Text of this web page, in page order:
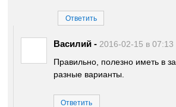
Ответить
Василий - 2016-02-15 в 07:13
Правильно, полезно иметь в
разные варианты.
Ответить